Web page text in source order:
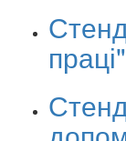
праці"